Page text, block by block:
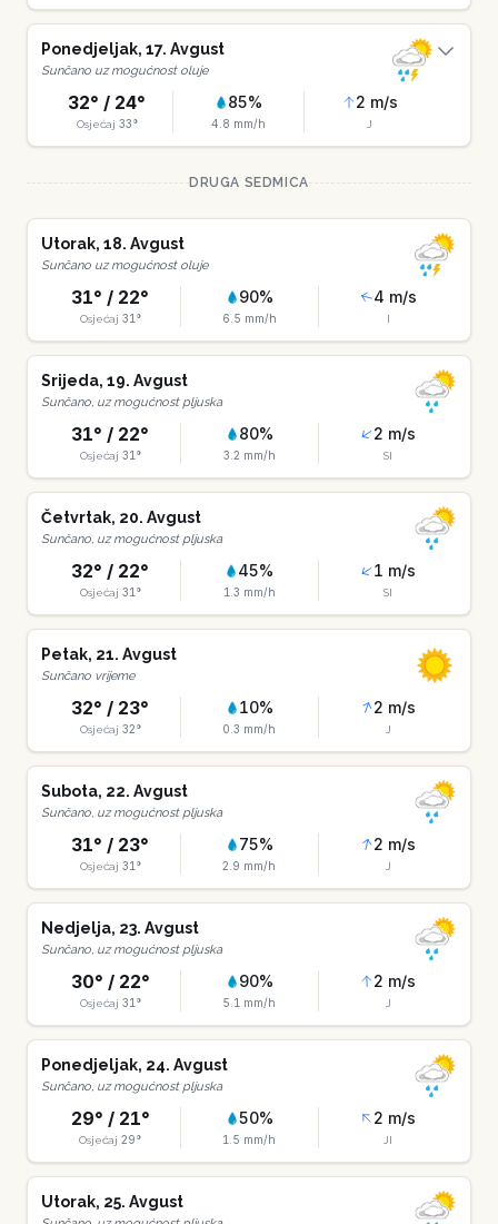
Ponedjeljak, 17. Avgust
Sunčano uz mogućnost oluje
32° / 24°
Osjećaj 33°
85%
4.8 mm/h
2 m/s
J
DRUGA SEDMICA
Utorak, 18. Avgust
Sunčano uz mogućnost oluje
31° / 22°
Osjećaj 31 °
90%
6.5 mm/h
4 m/s
I
Srijeda, 19. Avgust
Sunčano, uz mogućnost pljuska
31° / 22°
Osjećaj 31 °
80%
3.2 mm/h
2 m/s
SI
Četvrtak, 20. Avgust
Sunčano, uz mogućnost pljuska
32° / 22°
Osjećaj 31 °
45%
1.3 mm/h
1 m/s
SI
Petak, 21. Avgust
Sunčano vrijeme
32° / 23°
Osjećaj 32°
10%
0.3 mm/h
2 m/s
J
Subota, 22. Avgust
Sunčano, uz mogućnost pljuska
31° / 23°
Osjećaj 31 °
75%
2.9 mm/h
2 m/s
J
Nedjelja, 23. Avgust
Sunčano, uz mogućnost pljuska
30° / 22°
Osjećaj 31 °
90%
5.1 mm/h
2 m/s
J
Ponedjeljak, 24. Avgust
Sunčano, uz mogućnost pljuska
29° / 21°
Osjećaj 29°
50%
1.5 mm/h
2 m/s
JI
Utorak, 25. Avgust